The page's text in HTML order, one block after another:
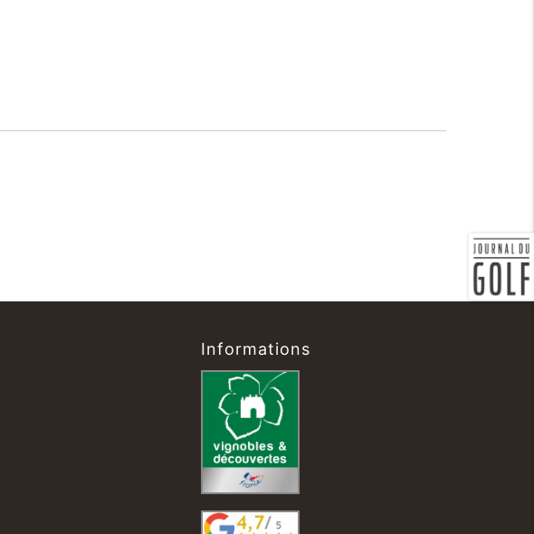
Informations